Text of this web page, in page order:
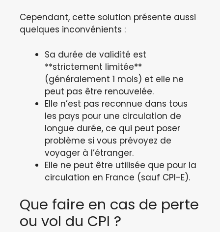
Cependant, cette solution présente aussi
quelques inconvénients :
Sa durée de validité est
**strictement limitée**
(généralement 1 mois) et elle ne
peut pas être renouvelée.
Elle n’est pas reconnue dans tous
les pays pour une circulation de
longue durée, ce qui peut poser
problème si vous prévoyez de
voyager à l’étranger.
Elle ne peut être utilisée que pour la
circulation en France (sauf CPI-E).
Que faire en cas de perte
ou vol du CPI ?